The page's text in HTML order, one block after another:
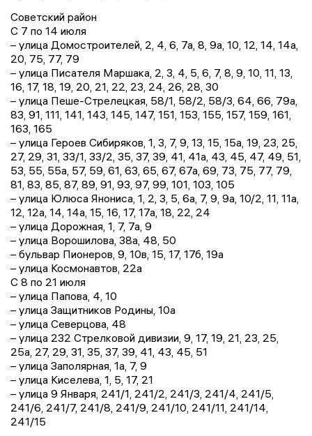
Советский район
С 7 по 14 июля
– улица Домостроителей, 2, 4, 6, 7а, 8, 9а, 10, 12, 14, 14а,
20, 75, 77, 79
– улица Писателя Маршака, 2, 3, 4, 5, 6, 7, 8, 9, 10, 11, 13,
16, 17, 18, 19, 20, 21, 22, 23, 24, 26, 28, 30
– улица Пеше-Стрелецкая, 58/1, 58/2, 58/3, 64, 66, 79а,
83, 91, 111, 141, 143, 145, 147, 151, 153, 155, 157, 159, 161,
163, 165
– улица Героев Сибиряков, 1, 3, 7, 9, 13, 15, 15а, 19, 23, 25,
27, 29, 31, 33/1, 33/2, 35, 37, 39, 41, 41а, 43, 45, 47, 49, 51,
53, 55, 55а, 57, 59, 61, 63, 65, 67, 67а, 69, 73, 75, 77, 79,
81, 83, 85, 87, 89, 91, 93, 97, 99, 101, 103, 105
– улица Юлюса Янониса, 1, 2, 3, 5, 6а, 7, 9, 9а, 10/2, 11, 11а,
12, 12а, 14, 14а, 15, 16, 17, 17а, 18, 22, 24
– улица Дорожная, 1, 7, 7а, 9
– улица Ворошилова, 38а, 48, 50
– бульвар Пионеров, 9, 10в, 15, 17, 17б, 19а
– улица Космонавтов, 22а
С 8 по 21 июля
– улица Папова, 4, 10
– улица Защитников Родины, 10а
– улица Северцова, 48
– улица 232 Стрелковой дивизии, 9, 17, 19, 21, 23, 25,
25а, 27, 29, 31, 35, 37, 39, 41, 43, 45, 51
– улица Заполярная, 1а, 7, 9
– улица Киселева, 1, 5, 17, 21
– улица 9 Января, 241/1, 241/2, 241/3, 241/4, 241/5,
241/6, 241/7, 241/8, 241/9, 241/10, 241/11, 241/14,
241/15